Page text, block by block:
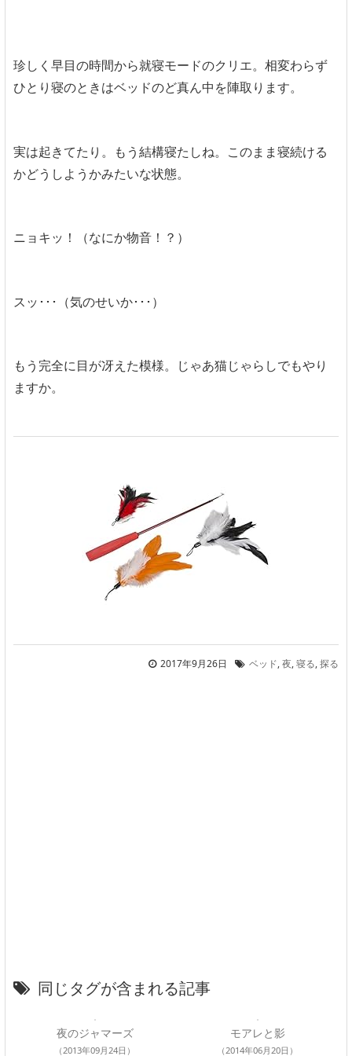
珍しく早目の時間から就寝モードのクリエ。相変わらず
ひとり寝のときはベッドのど真ん中を陣取ります。
実は起きてたり。もう結構寝たしね。このまま寝続ける
かどうしようかみたいな状態。
ニョキッ！（なにか物音！？）
スッ･･･（気のせいか･･･）
もう完全に目が冴えた模様。じゃあ猫じゃらしでもやり
ますか。
2017年9月26日 ベッド,夜,寝る,探る
同じタグが含まれる記事
夜のジャマーズ
（2013年09月24日）
モアレと影
（2014年06月20日）